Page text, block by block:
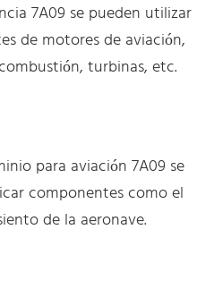
7A09 se pueden utilizar
de motores de aviación,
turbinas, etc.
para aviación 7A09 se
componentes como el
de la aeronave.